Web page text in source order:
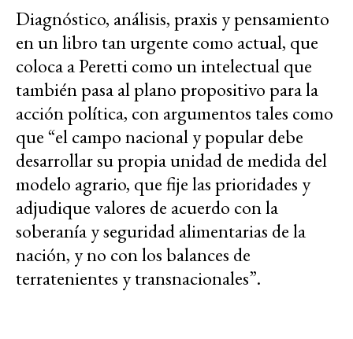
Diagnóstico, análisis, praxis y pensamiento
en un libro tan urgente como actual, que
coloca a Peretti como un intelectual que
también pasa al plano propositivo para la
acción política, con argumentos tales como
que “el campo nacional y popular debe
desarrollar su propia unidad de medida del
modelo agrario, que fije las prioridades y
adjudique valores de acuerdo con la
soberanía y seguridad alimentarias de la
nación, y no con los balances de
terratenientes y transnacionales”.